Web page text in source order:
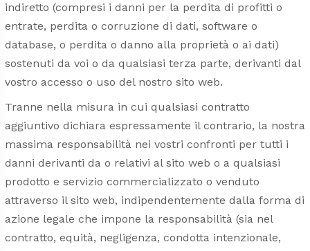
indiretto (compresi i danni per la perdita di profitti o
entrate, perdita o corruzione di dati, software o
database, o perdita o danno alla proprietà o ai dati)
sostenuti da voi o da qualsiasi terza parte, derivanti dal
vostro accesso o uso del nostro sito web.
Tranne nella misura in cui qualsiasi contratto
aggiuntivo dichiara espressamente il contrario, la nostra
massima responsabilità nei vostri confronti per tutti i
danni derivanti da o relativi al sito web o a qualsiasi
prodotto e servizio commercializzato o venduto
attraverso il sito web, indipendentemente dalla forma di
azione legale che impone la responsabilità (sia nel
contratto, equità, negligenza, condotta intenzionale,